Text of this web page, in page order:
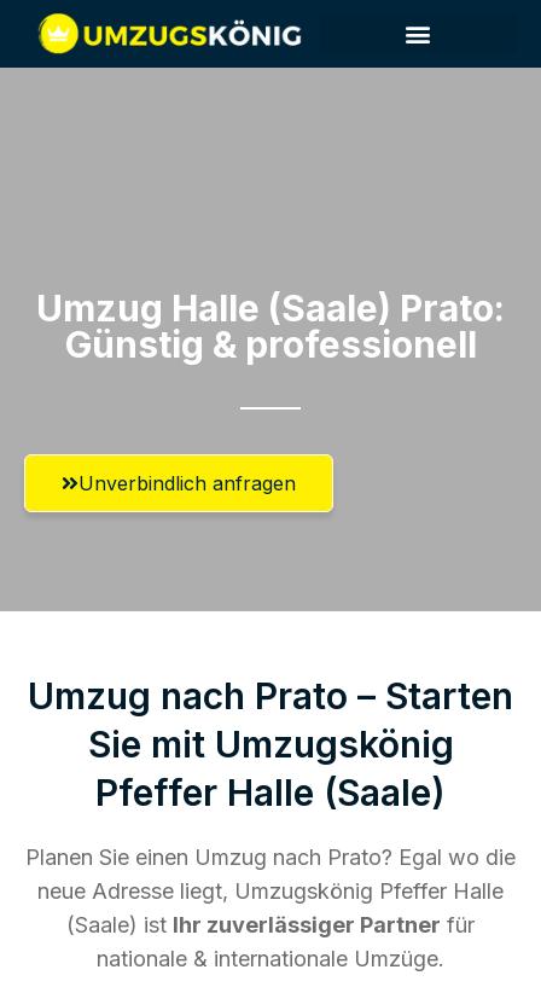
Umzug Halle (Saale)​ Prato:
Günstig & professionell​
Unverbindlich anfragen
Umzug nach Prato – Starten
Sie mit Umzugskönig
Pfeffer Halle (Saale)
Planen Sie einen Umzug nach Prato? Egal wo die
neue Adresse liegt, Umzugskönig Pfeffer Halle
(Saale) ist Ihr zuverlässiger Partner für
nationale & internationale Umzüge.